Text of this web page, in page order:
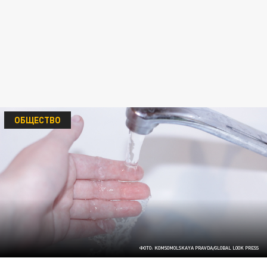
ФОТО: KOMSOMOLSKAYA PRAVDA/GLOBAL LOOK PRESS
ОБЩЕСТВО